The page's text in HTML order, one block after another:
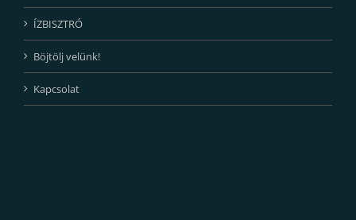
ÍZBISZTRÓ
Böjtölj velünk!
Kapcsolat